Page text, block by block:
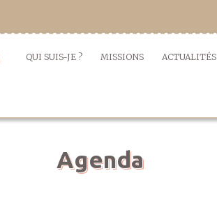
QUI SUIS-JE ? MISSIONS ACTUALITÉS
Agenda